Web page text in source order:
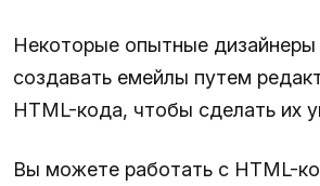
Некоторые опытные
создавать емейлы путем
HTML-кода, чтобы сделать их
Вы можете работать с HTML-